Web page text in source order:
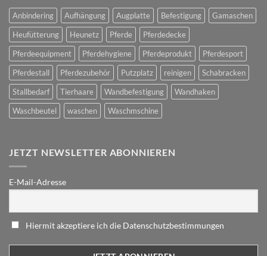
Anbindering Aufhängung Augplatte Befestigung
Gamaschen
Heufütterung
Heunetz Pferde
Pferdedecke
Pferdeequipment
Pferdehygiene Pferdeprodukt
Pferdesport
Pferdestall
Pferdezubehör Putzplatz reinigen
Schabracken
Stallbedarf
Tierhaare Wandbefestigung
Wandhaken
Waschbeutel
waschen Waschmschine
JETZT NEWSLETTER ABONNIEREN
E-Mail-Adresse
Hiermit akzeptiere ich die Datenschutzbestimmungen